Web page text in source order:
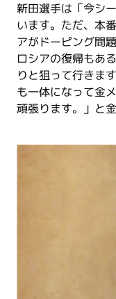
新田選手は「今シ
います。ただ、本
アがドーピング問
ロシアの復帰もあ
りと狙って行きま
も一体になって金
頑張ります。」と